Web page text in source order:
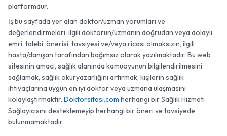
platformdur.
İş bu sayfada yer alan doktor/uzman yorumları ve
değerlendirmeleri, ilgili doktorun/uzmanın doğrudan veya dolaylı
emri, talebi, önerisi, tavsiyesi ve/veya ricası olmaksızın, ilgili
hasta/danışan tarafından bağımsız olarak yazılmaktadır. Bu web
sitesinin amacı, sağlık alanında kamuoyunun bilgilendirilmesini
sağlamak, sağlık okuryazarlığını artırmak, kişilerin sağlık
ihtiyaçlarına uygun en iyi doktor veya uzmana ulaşmasını
kolaylaştırmaktır. Doktorsitesi.com herhangi bir Sağlık Hizmeti
Sağlayıcısını desteklemeyip herhangi bir öneri ve tavsiyede
bulunmamaktadır.